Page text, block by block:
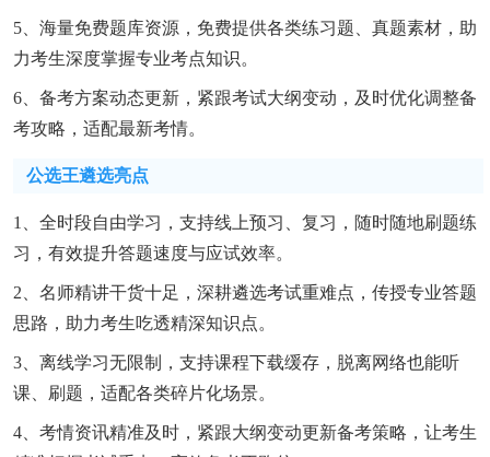
5、海量免费题库资源，免费提供各类练习题、真题素材，助
力考生深度掌握专业考点知识。
6、备考方案动态更新，紧跟考试大纲变动，及时优化调整备
考攻略，适配最新考情。
公选王遴选亮点
1、全时段自由学习，支持线上预习、复习，随时随地刷题练
习，有效提升答题速度与应试效率。
2、名师精讲干货十足，深耕遴选考试重难点，传授专业答题
思路，助力考生吃透精深知识点。
3、离线学习无限制，支持课程下载缓存，脱离网络也能听
课、刷题，适配各类碎片化场景。
4、考情资讯精准及时，紧跟大纲变动更新备考策略，让考生